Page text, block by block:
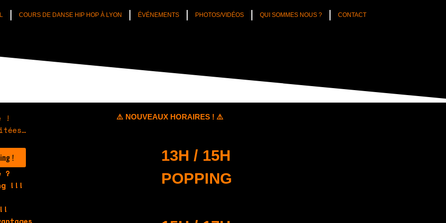
COURS DE DANSE HIP HOP À LYON ÉVÉNEMENTS PHOTOS/VIDÉOS QUI SOMMES NOUS ? CONTACT
!
!
?
!!!
⚠️ NOUVEAUX HORAIRES ! ⚠️
13H / 15H
POPPING